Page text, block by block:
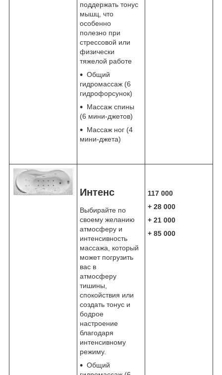
поддержать тонус
мышц, что
особенно
полезно при
стрессовой или
физически
тяжелой работе
Общий
гидромассаж (6
гидрофорсунок)
Массаж спины
(6 мини-джетов)
Массаж ног (4
мини-джета)
Интенс
Выбирайте по
своему желанию
атмосферу и
интенсивность
массажа, который
может погрузить
вас в
атмосферу
тишины,
спокойствия или
создать тонус и
бодрое
настроение
благодаря
интенсивному
режиму.
Общий
117 000
+ 28 000
+ 21 000
+ 85 000